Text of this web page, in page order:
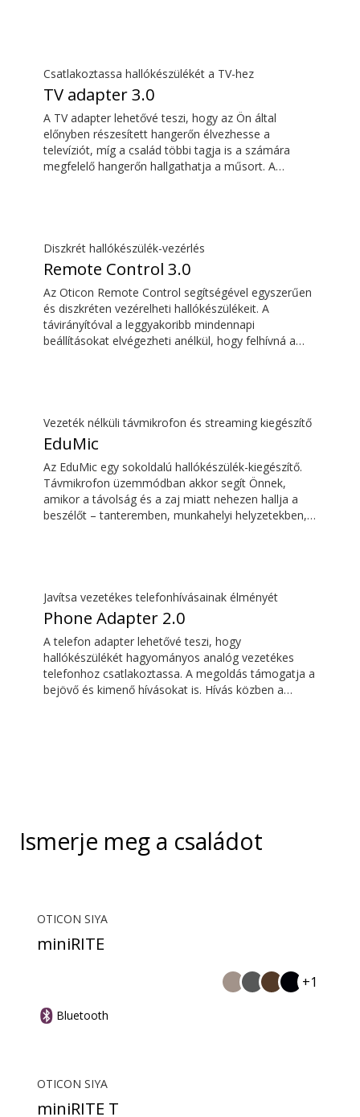
Csatlakoztassa hallókészülékét a TV-hez
TV adapter 3.0
A TV adapter lehetővé teszi, hogy az Ön által
előnyben részesített hangerőn élvezhesse a
televíziót, míg a család többi tagja is a számára
megfelelő hangerőn hallgathatja a műsort. A
Diszkrét hallókészülék-vezérlés
Remote Control 3.0
Az Oticon Remote Control segítségével egyszerűen
és diszkréten vezérelheti hallókészülékeit. A
távirányítóval a leggyakoribb mindennapi
beállításokat elvégezheti anélkül, hogy felhívná a
Vezeték nélküli távmikrofon és streaming kiegészítő
EduMic
Az EduMic egy sokoldalú hallókészülék-kiegészítő.
Távmikrofon üzemmódban akkor segít Önnek,
amikor a távolság és a zaj miatt nehezen hallja a
beszélőt – tanteremben, munkahelyi helyzetekben,
hangot az Oticon Bluetooth kompatibilis
hallókészülékekre. Az iskolákban, illetve nyilvános
helyeken található indukciós hurokrendszerek
hangját is veszi.
Javítsa vezetékes telefonhívásainak élményét
Phone Adapter 2.0
A telefon adapter lehetővé teszi, hogy
hallókészülékét hagyományos analóg vezetékes
telefonhoz csatlakoztassa. A megoldás támogatja a
bejövő és kimenő hívásokat is. Hívás közben a
Ismerje meg a családot
OTICON SIYA
miniRITE
+1
Bluetooth
OTICON SIYA
miniRITE T